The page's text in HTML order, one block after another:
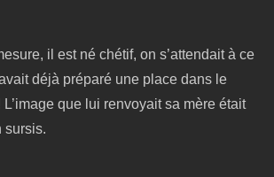
il est né chétif, on s’attendait à ce
déjà préparé une place dans le
que lui renvoyait sa mère était
sursis.